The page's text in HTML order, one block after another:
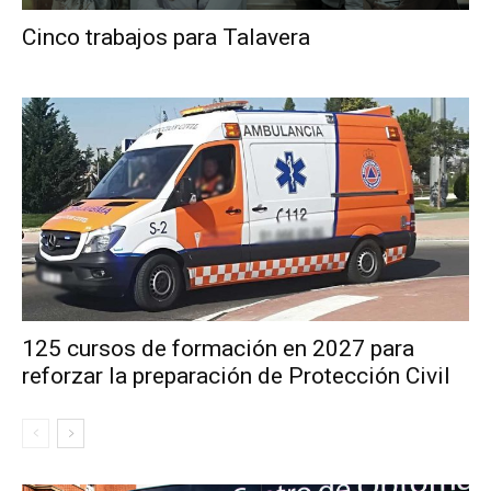
Cinco trabajos para Talavera
125 cursos de formación en 2027 para
reforzar la preparación de Protección Civil